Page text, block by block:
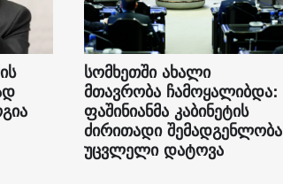
სომხეთში ახალი
მთავრობა ჩამოყალიბდა:
ფაშინიანმა კაბინეტის
ძირითადი შემადგენლობა
უცვლელი დატოვა